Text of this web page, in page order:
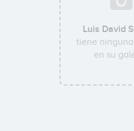
Luis David
tiene
en su